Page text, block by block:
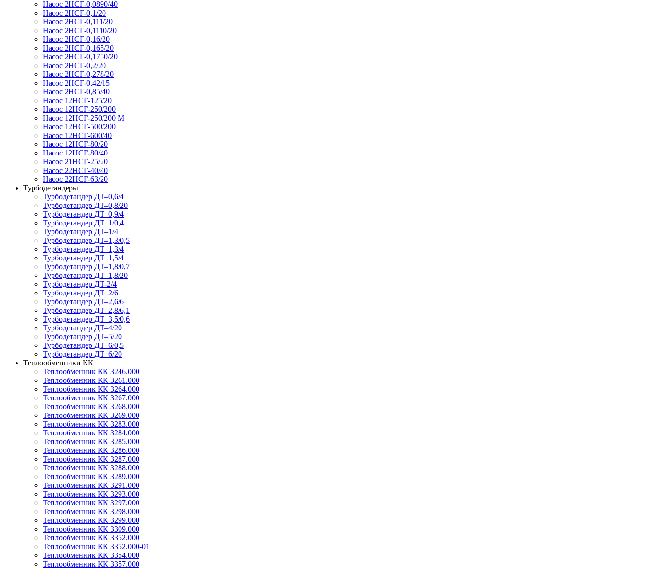
Насос 2НСГ-0,0890/40
Насос 2НСГ-0,1/20
Насос 2НСГ-0,111/20
Насос 2НСГ-0,1110/20
Насос 2НСГ-0,16/20
Насос 2НСГ-0,165/20
Насос 2НСГ-0,1750/20
Насос 2НСГ-0,2/20
Насос 2НСГ-0,278/20
Насос 2НСГ-0,42/15
Насос 2НСГ-0,85/40
Насос 12НСГ-125/20
Насос 12НСГ-250/200
Насос 12НСГ-250/200 М
Насос 12НСГ-500/200
Насос 12НСГ-600/40
Насос 12НСГ-80/20
Насос 12НСГ-80/40
Насос 21НСГ-25/20
Насос 22НСГ-40/40
Насос 22НСГ-63/20
Турбодетандеры
Турбодетандер ДТ–0,6/4
Турбодетандер ДТ–0,8/20
Турбодетандер ДТ–0,9/4
Турбодетандер ДТ–1/0,4
Турбодетандер ДТ–1/4
Турбодетандер ДТ–1,3/0,5
Турбодетандер ДТ–1,3/4
Турбодетандер ДТ–1,5/4
Турбодетандер ДТ–1,8/0,7
Турбодетандер ДТ–1,8/20
Турбодетандер ДТ-2/4
Турбодетандер ДТ–2/6
Турбодетандер ДТ–2,6/6
Турбодетандер ДТ–2,8/6,1
Турбодетандер ДТ–3,5/0,6
Турбодетандер ДТ–4/20
Турбодетандер ДТ–5/20
Турбодетандер ДТ–6/0,5
Турбодетандер ДТ–6/20
Теплообменники КК
Теплообменник КК 3246.000
Теплообменник КК 3261.000
Теплообменник КК 3264.000
Теплообменник КК 3267.000
Теплообменник КК 3268.000
Теплообменник КК 3269.000
Теплообменник КК 3283.000
Теплообменник КК 3284.000
Теплообменник КК 3285.000
Теплообменник КК 3286.000
Теплообменник КК 3287.000
Теплообменник КК 3288.000
Теплообменник КК 3289.000
Теплообменник КК 3291.000
Теплообменник КК 3293.000
Теплообменник КК 3297.000
Теплообменник КК 3298.000
Теплообменник КК 3299.000
Теплообменник КК 3309.000
Теплообменник КК 3352.000
Теплообменник КК 3352.000-01
Теплообменник КК 3354.000
Теплообменник КК 3357.000